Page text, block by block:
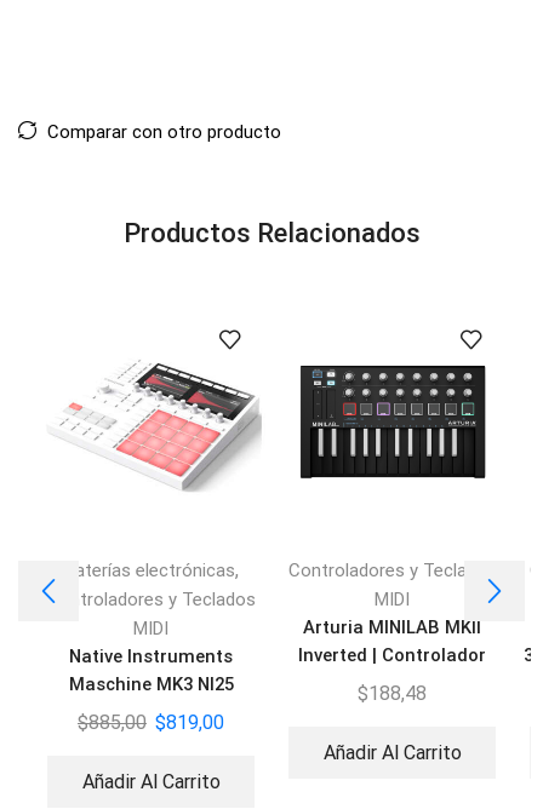
Comparar con otro producto
Productos Relacionados
Baterías electrónicas,
Controladores y Teclados
MIDI
Native Instruments
Maschine MK3 NI25
Retrospective
$885,00 $819,00
Añadir Al Carrito
Controladores y Teclados
MIDI
Arturia MINILAB MKII
Inverted | Controlador
MIDI 25 teclas
$188,48
Añadir Al Carrito